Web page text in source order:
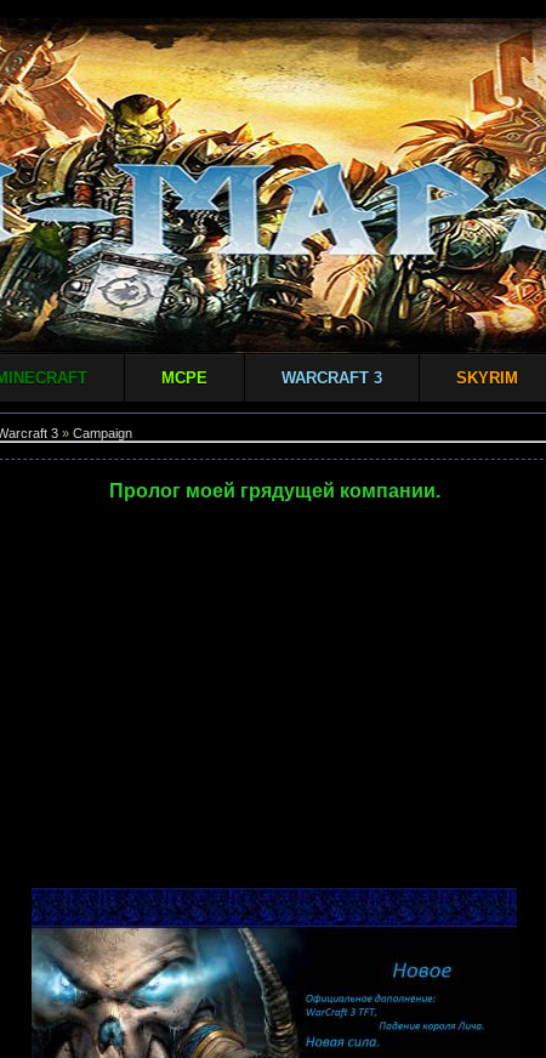
MCPE WARCRAFT 3 SKYRIM
3 » Campaign
Пролог моей грядущей компании.